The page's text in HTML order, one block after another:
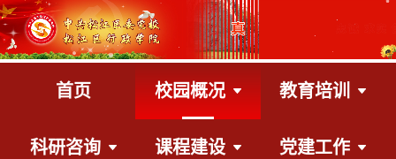
首页 校园概况 教育培训
科研咨询 课程建设 党建工作